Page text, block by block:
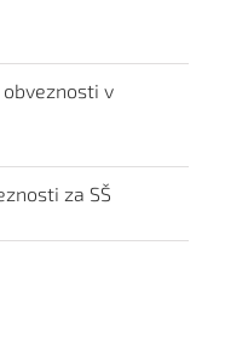
v
za SŠ